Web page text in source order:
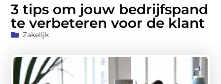
3 tips om jouw bedrijfspand
te verbeteren voor de klant
Zakelijk